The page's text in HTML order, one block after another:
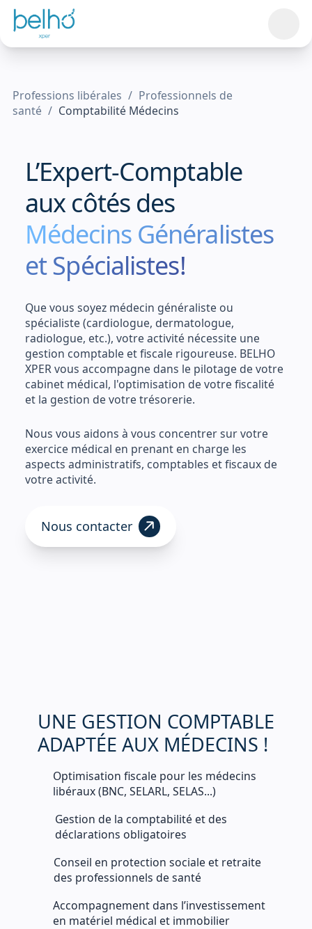
Professions libérales / Professionnels de
santé / Comptabilité Médecins
L’Expert-Comptable
auxcôtés des
Médecins Généralistes
et Spécialistes!
Que vous soyez médecin généraliste ou
spécialiste (cardiologue, dermatologue,
radiologue, etc.), votre activité nécessite une
gestion comptable et fiscale rigoureuse. BELHO
XPER vous accompagne dans le pilotage de votre
cabinet médical, l'optimisation de votre fiscalité
et la gestion de votre trésorerie.
Nous vous aidons à vous concentrer sur votre
exercice médical en prenant en charge les
aspects administratifs, comptables et fiscaux de
votre activité.
Nous contacter
UNE GESTION COMPTABLE
ADAPTÉE AUX MÉDECINS !
Optimisation fiscale pour les médecins
libéraux (BNC, SELARL, SELAS...)
Gestion de la comptabilité et des
déclarations obligatoires
Conseil en protection sociale et retraite
des professionnels de santé
Accompagnement dans l’investissement
en matériel médical et immobilier